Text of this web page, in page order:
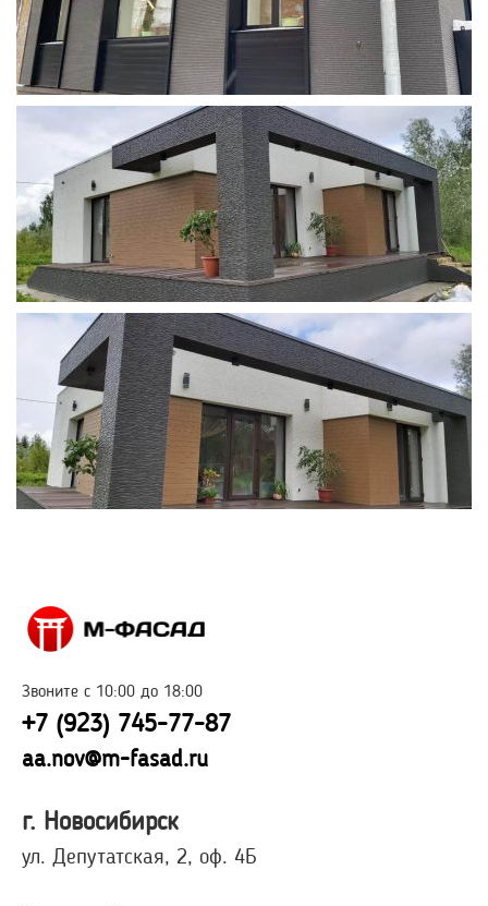
Звоните с 10:00 до 18:00
+7 (923) 745-77-87
aa.nov@m-fasad.ru
г. Новосибирск
ул. Депутатская, 2, оф. 4Б